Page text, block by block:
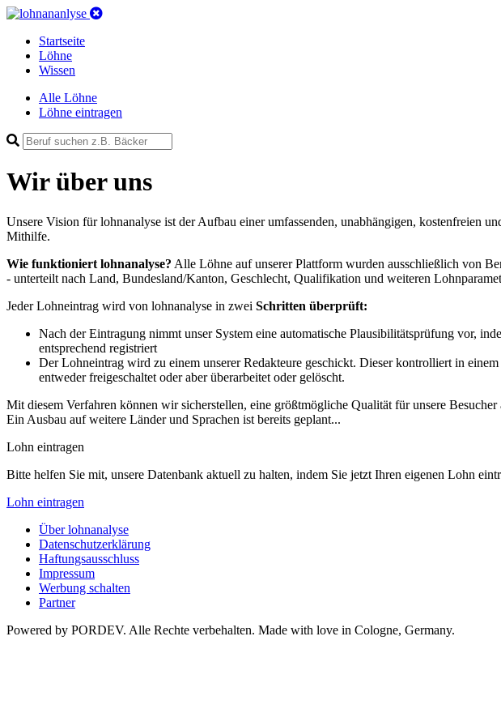
Startseite
Löhne
Wissen
Alle Löhne
Löhne eintragen
Wir über uns
Unsere Vision für lohnanalyse ist der Aufbau einer umfassenden, unabhängigen, kostenfreien
Mithilfe.
Wie funktioniert lohnanalyse? Alle Löhne auf unserer Plattform wurden ausschließlich von
- unterteilt nach Land, Bundesland/Kanton, Geschlecht, Qualifikation und weiteren
Jeder Lohneintrag wird von lohnanalyse in zwei Schritten überprüft:
Nach der Eintragung nimmt unser System eine automatische Plausibilitätsprüfung vor,
entsprechend registriert
Der Lohneintrag wird zu einem unserer Redakteure geschickt. Dieser kontrolliert in
entweder freigeschaltet oder aber überarbeitet oder gelöscht.
Mit diesem Verfahren können wir sicherstellen, eine größtmögliche Qualität für unsere
Ein Ausbau auf weitere Länder und Sprachen ist bereits geplant...
Lohn eintragen
Bitte helfen Sie mit, unsere Datenbank aktuell zu halten, indem Sie jetzt Ihren eigenen Lohn
Lohn eintragen
Über lohnanalyse
Datenschutzerklärung
Haftungsausschluss
Impressum
Werbung schalten
Partner
Powered by PORDEV. Alle Rechte verbehalten. Made with love in Cologne, Germany.